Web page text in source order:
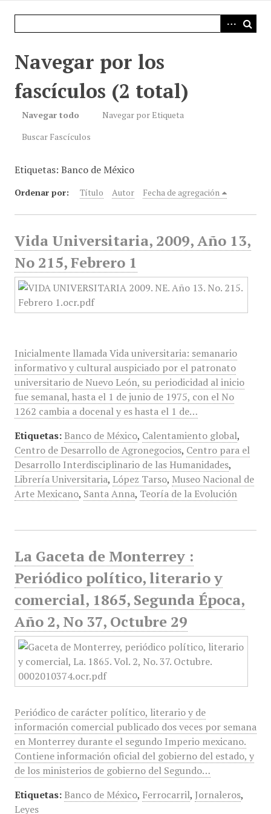
Navegar por los
fascículos (2 total)
Navegar todo
Navegar por Etiqueta
Buscar Fascículos
Etiquetas: Banco de México
Ordenar por: Título Autor Fecha de agregación
Vida Universitaria, 2009, Año 13,
No 215, Febrero 1
Inicialmente llamada Vida universitaria: semanario
informativo y cultural auspiciado por el patronato
universitario de Nuevo León, su periodicidad al inicio
fue semanal, hasta el 1 de junio de 1975, con el No
1262 cambia a docenal y es hasta el 1 de…
Etiquetas: Banco de México, Calentamiento global,
Centro de Desarrollo de Agronegocios, Centro para el
Desarrollo Interdisciplinario de las Humanidades,
Librería Universitaria, López Tarso, Museo Nacional de
Arte Mexicano, Santa Anna, Teoría de la Evolución
La Gaceta de Monterrey :
Periódico político, literario y
comercial, 1865, Segunda Época,
Año 2, No 37, Octubre 29
Periódico de carácter político, literario y de
información comercial publicado dos veces por semana
en Monterrey durante el segundo Imperio mexicano.
Contiene información oficial del gobierno del estado, y
de los ministerios de gobierno del Segundo…
Etiquetas: Banco de México, Ferrocarril, Jornaleros,
Leyes